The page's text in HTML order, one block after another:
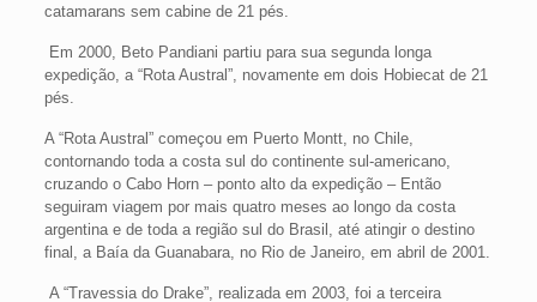
catamarans sem cabine de 21 pés.
Em 2000, Beto Pandiani partiu para sua segunda longa
expedição, a “Rota Austral”, novamente em dois Hobiecat de 21
pés.
A “Rota Austral” começou em Puerto Montt, no Chile,
contornando toda a costa sul do continente sul-americano,
cruzando o Cabo Horn – ponto alto da expedição – Então
seguiram viagem por mais quatro meses ao longo da costa
argentina e de toda a região sul do Brasil, até atingir o destino
final, a Baía da Guanabara, no Rio de Janeiro, em abril de 2001.
A “Travessia do Drake”, realizada em 2003, foi a terceira